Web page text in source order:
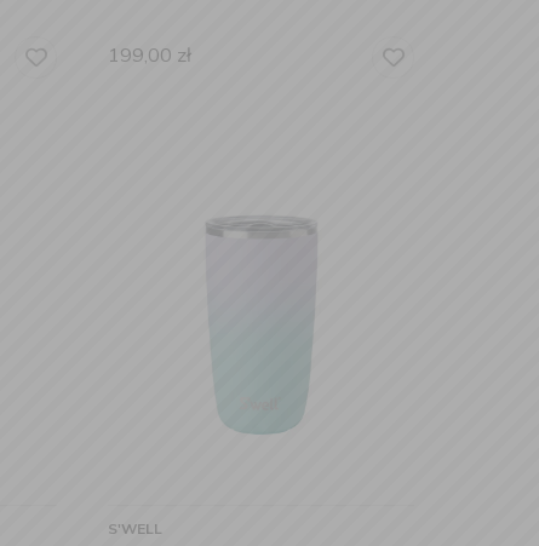
199,00 zł
S'WELL